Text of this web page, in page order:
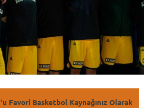
'u Favori Basketbol Kaynağınız Olarak